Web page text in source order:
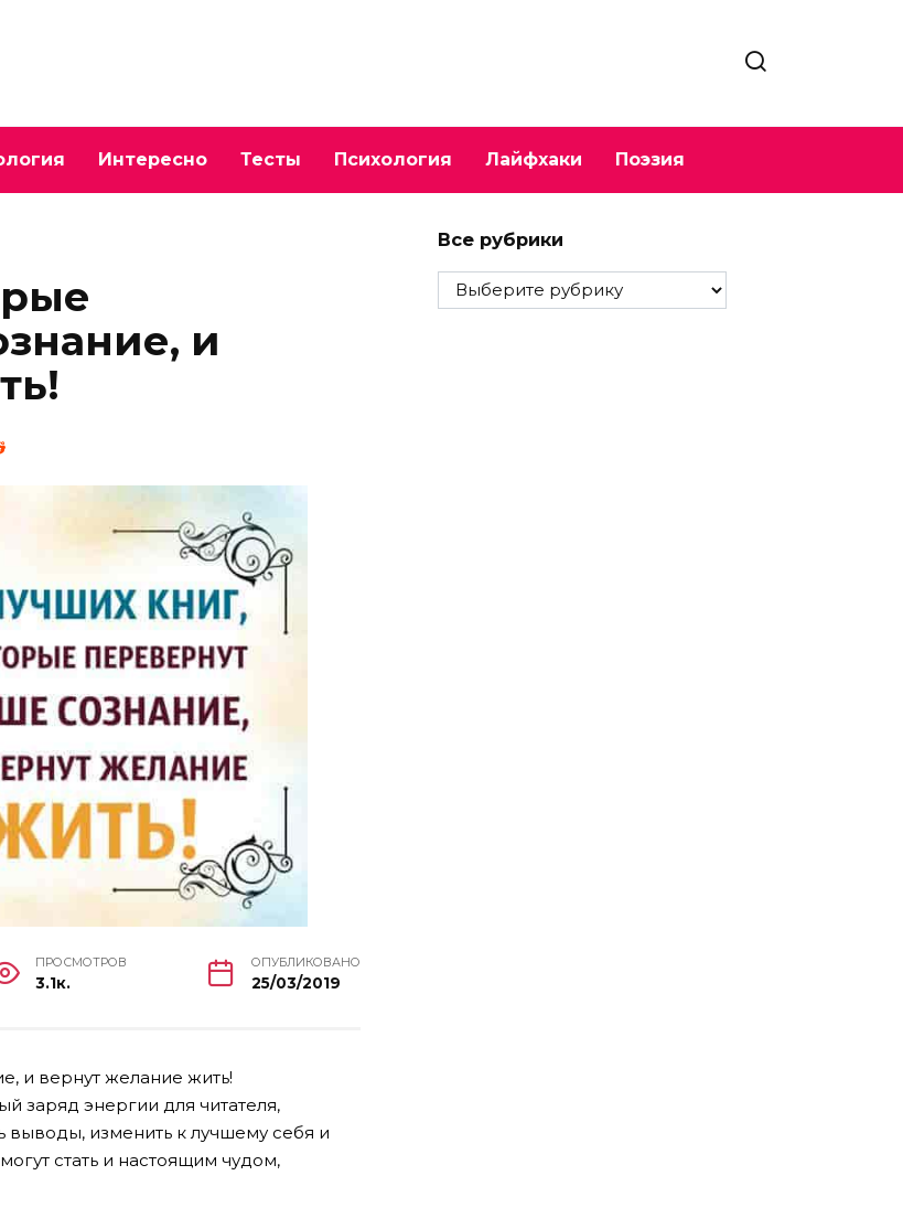
Интересно Тесты Психология Лайфхаки Поэзия
и
ПРОСМОТРОВ
3.1к.
ОПУБЛИКОВАНО
25/03/2019
и вернут желание жить!
заряд энергии для читателя,
выводы, изменить к лучшему себя и
стать и настоящим чудом,
Все рубрики
Все
рубрики